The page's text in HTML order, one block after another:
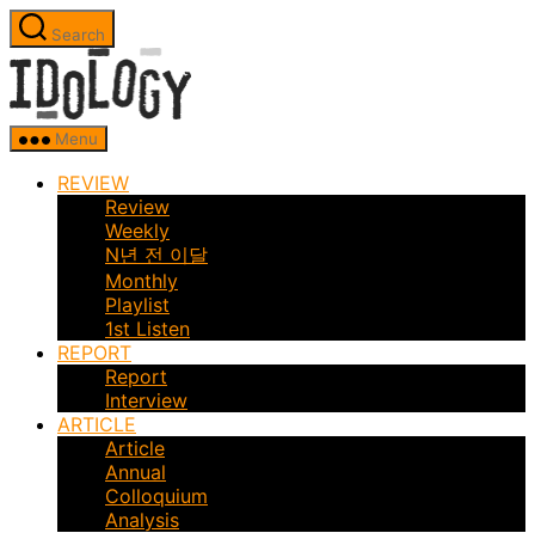
Skip
to
the
content
Search
Menu
REVIEW
Review
Weekly
N년 전 이달
Monthly
Playlist
1st Listen
REPORT
Report
Interview
ARTICLE
Article
Annual
Colloquium
Analysis